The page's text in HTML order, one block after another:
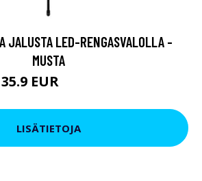
JALUSTA LED-RENGASVALOLLA -
MUSTA
35.9 EUR
LISÄTIETOJA